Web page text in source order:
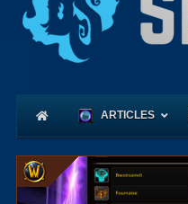
ARTICLES